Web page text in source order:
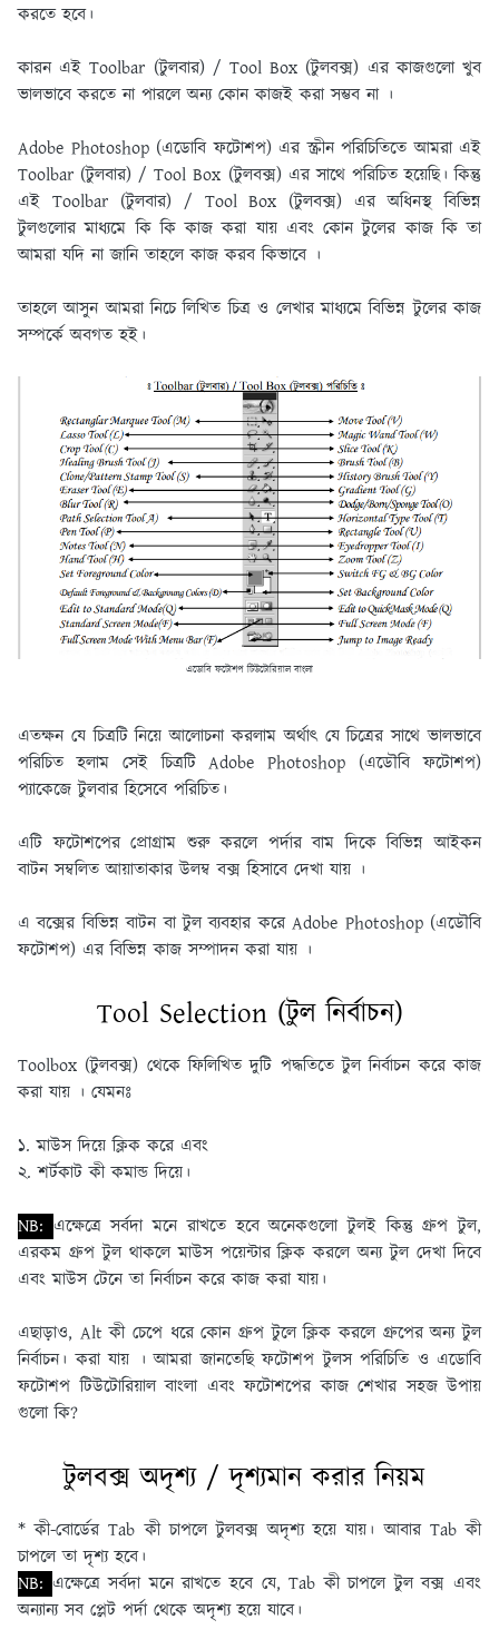
করতে হবে।
কারন এই Toolbar (টুলবার) / Tool Box (টুলবক্স) এর কাজগুলাে খুব
ভালভাবে করতে না পারলে অন্য কোন কাজই করা সম্ভব না ।
Adobe Photoshop (এডোবি ফটোশপ) এর স্ক্রীন পরিচিতিতে আমরা এই
Toolbar (টুলবার) / Tool Box (টুলবক্স) এর সাথে পরিচিত হয়েছি। কিন্তু
এই Toolbar (টুলবার) / Tool Box (টুলবক্স) এর অধিনস্থ বিভিন্ন
টুলগুলাের মাধ্যমে কি কি কাজ করা যায় এবং কোন টুলের কাজ কি তা
আমরা যদি না জানি তাহলে কাজ করব কিভাবে ।
তাহলে আসুন আমরা নিচে লিখিত চিত্র ও লেখার মাধ্যমে বিভিন্ন টুলের কাজ
সম্পর্কে অবগত হই।
এডোবি ফটোশপ টিউটোরিয়াল বাংলা
এতক্ষন যে চিত্রটি নিয়ে আলােচনা করলাম অর্থাৎ যে চিত্রের সাথে ভালভাবে
পরিচিত হলাম সেই চিত্রটি Adobe Photoshop (এডৌবি ফটোশপ)
প্যাকেজে টুলবার হিসেবে পরিচিত।
এটি ফটোশপের প্রােগ্রাম শুরু করলে পর্দার বাম দিকে বিভিন্ন আইকন
বাটন সম্বলিত আয়াতাকার উলম্ব বক্স হিসাবে দেখা যায় ।
এ বক্সের বিভিন্ন বাটন বা টুল ব্যবহার করে Adobe Photoshop (এডৌবি
ফটোশপ) এর বিভিন্ন কাজ সম্পাদন করা যায় ।
Tool Selection (টুল নির্বাচন)
Toolbox (টুলবক্স) থেকে ফিলিখিত দুটি পদ্ধতিতে টুল নির্বাচন করে কাজ
করা যায় । যেমনঃ
১. মাউস দিয়ে ক্লিক করে এবং
২. শর্টকাট কী কমান্ড দিয়ে।
NB: এক্ষেত্রে সর্বদা মনে রাখতে হবে অনেকগুলাে টুলই কিন্তু গ্রুপ টুল,
এরকম গ্রুপ টুল থাকলে মাউস পয়েন্টার ক্লিক করলে অন্য টুল দেখা দিবে
এবং মাউস টেনে তা নির্বাচন করে কাজ করা যায়।
এছাড়াও, Alt কী চেপে ধরে কোন গ্রুপ টুলে ক্লিক করলে গ্রুপের অন্য টুল
নির্বাচন। করা যায় । আমরা জানতেছি ফটোশপ টুলস পরিচিতি ও এডোবি
ফটোশপ টিউটোরিয়াল বাংলা এবং ফটোশপের কাজ শেখার সহজ উপায়
গুলো কি?
টুলবক্স অদৃশ্য / দৃশ্যমান করার নিয়ম
* কী-বাের্ডের Tab কী চাপলে টুলবক্স অদৃশ্য হয়ে যায়। আবার Tab কী
চাপলে তা দৃশ্য হবে।
NB: এক্ষেত্রে সর্বদা মনে রাখতে হবে যে, Tab কী চাপলে টুল বক্স এবং
অন্যান্য সব প্লেট পর্দা থেকে অদৃশ্য হয়ে যাবে।